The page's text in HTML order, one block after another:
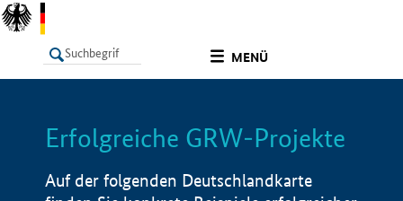
MENÜ
LISTE Info
Erfolgreiche GRW-Projekte
Auf der folgenden Deutschlandkarte